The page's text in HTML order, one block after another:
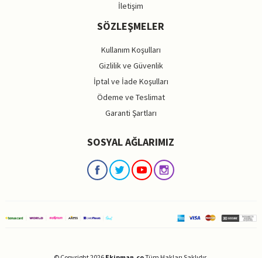
İletişim
SÖZLEŞMELER
Kullanım Koşulları
Gizlilik ve Güvenlik
İptal ve İade Koşulları
Ödeme ve Teslimat
Garanti Şartları
SOSYAL AĞLARIMIZ